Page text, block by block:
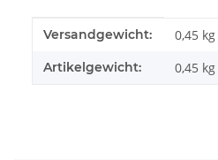
Produkteigenschaft
Wert
Versandgewicht: 0,45 kg
Artikelgewicht: 0,45 kg